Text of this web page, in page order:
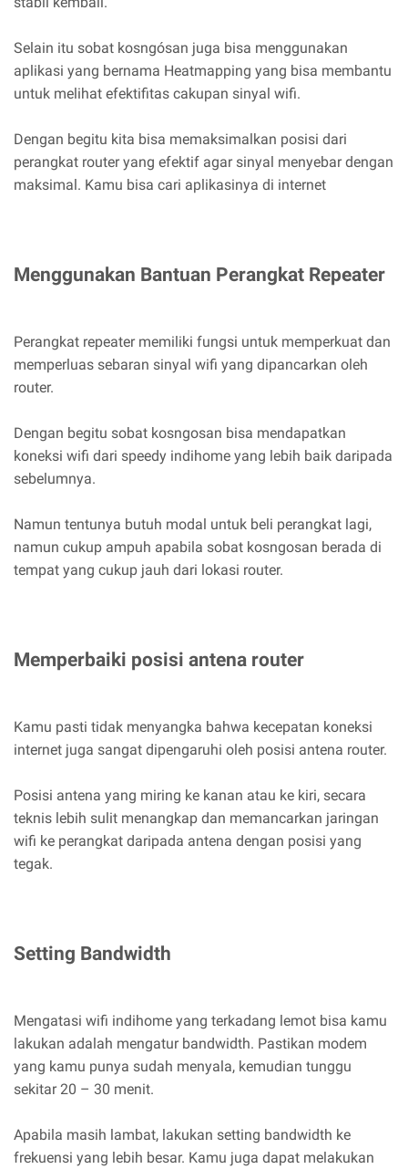
Selain itu sobat kosngósan juga bisa menggunakan
aplikasi yang bernama Heatmapping yang bisa membantu
untuk melihat efektifitas cakupan sinyal wifi.
Dengan begitu kita bisa memaksimalkan posisi dari
perangkat router yang efektif agar sinyal menyebar dengan
maksimal. Kamu bisa cari aplikasinya di internet
Menggunakan Bantuan Perangkat Repeater
Perangkat repeater memiliki fungsi untuk memperkuat dan
memperluas sebaran sinyal wifi yang dipancarkan oleh
router.
Dengan begitu sobat kosngosan bisa mendapatkan
koneksi wifi dari speedy indihome yang lebih baik daripada
sebelumnya.
Namun tentunya butuh modal untuk beli perangkat lagi,
namun cukup ampuh apabila sobat kosngosan berada di
tempat yang cukup jauh dari lokasi router.
Memperbaiki posisi antena router
Kamu pasti tidak menyangka bahwa kecepatan koneksi
internet juga sangat dipengaruhi oleh posisi antena router.
Posisi antena yang miring ke kanan atau ke kiri, secara
teknis lebih sulit menangkap dan memancarkan jaringan
wifi ke perangkat daripada antena dengan posisi yang
tegak.
Setting Bandwidth
Mengatasi wifi indihome yang terkadang lemot bisa kamu
lakukan adalah mengatur bandwidth. Pastikan modem
yang kamu punya sudah menyala, kemudian tunggu
sekitar 20 – 30 menit.
Apabila masih lambat, lakukan setting bandwidth ke
frekuensi yang lebih besar. Kamu juga dapat melakukan